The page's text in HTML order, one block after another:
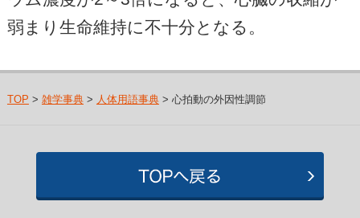
弱まり生命維持に不十分となる。
TOP > 雑学事典> 人体用語事典> 心拍動の外因性調節